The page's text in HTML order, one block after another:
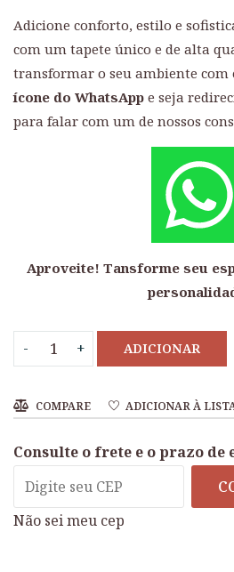
Adicione conforto, estilo e
com um tapete único e de alta
transformar o seu ambiente com
ícone do WhatsApp e seja
para falar com um de nossos
Aproveite! Tansforme seu
ADICIONAR
COMPARE ADICIONAR À
Consulte o frete e o prazo de
Não sei meu cep